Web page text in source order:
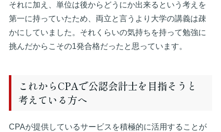
それに加え、単位は後からどうにか出来るという考えを
第一に持っていたため、両立と言うより大学の講義は疎
かにしていました。それくらいの気持ちを持って勉強に
挑んだからこその1発合格だったと思っています。
これからCPAで公認会計士を目指そうと
考えている方へ
CPAが提供しているサービスを積極的に活用することが